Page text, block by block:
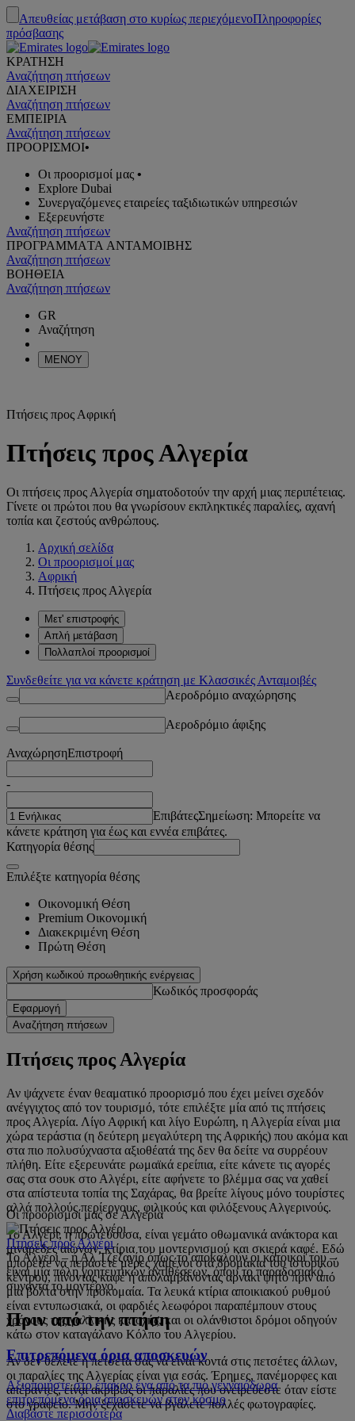
Απευθείας μετάβαση στο κυρίως περιεχόμενοΠληροφορίες
πρόσβασης
ΚΡΑΤΗΣΗ
Αναζήτηση πτήσεων
ΔΙΑΧΕΙΡΙΣΗ
Αναζήτηση πτήσεων
ΕΜΠΕΙΡΙΑ
Αναζήτηση πτήσεων
ΠΡΟΟΡΙΣΜΟΙ•
Οι προορισμοί μας •
Explore Dubai
Συνεργαζόμενες εταιρείες ταξιδιωτικών υπηρεσιών
Εξερευνήστε
Αναζήτηση πτήσεων
ΠΡΟΓΡΑΜΜΑTA ΑΝΤΑΜΟΙΒΗΣ
Αναζήτηση πτήσεων
ΒΟΗΘΕΙΑ
Αναζήτηση πτήσεων
GR
Αναζήτηση
ΜΕΝΟΥ
Πτήσεις προς Αφρική
Πτήσεις προς Αλγερία
Οι πτήσεις προς Αλγερία σηματοδοτούν την αρχή μιας περιπέτειας.
Γίνετε οι πρώτοι που θα γνωρίσουν εκπληκτικές παραλίες, αχανή
τοπία και ζεστούς ανθρώπους.
Αρχική σελίδα
Οι προορισμοί μας
Αφρική
Πτήσεις προς Αλγερία
Μετ' επιστροφής
Απλή μετάβαση
Πολλαπλοί προορισμοί
Συνδεθείτε για να κάνετε κράτηση με Κλασσικές Ανταμοιβές
Αεροδρόμιο αναχώρησης
Αεροδρόμιο άφιξης
ΑναχώρησηΕπιστροφή
-
ΕπιβάτεςΣημείωση: Μπορείτε να
κάνετε κράτηση για έως και εννέα επιβάτες.
Κατηγορία θέσης
Επιλέξτε κατηγορία θέσης
Οικονομική Θέση
Premium Οικονομική
Διακεκριμένη Θέση
Πρώτη Θέση
Χρήση κωδικού προωθητικής ενέργειας
Κωδικός προσφοράς
Εφαρμογή
Αναζήτηση πτήσεων
Πτήσεις προς Αλγερία
Αν ψάχνετε έναν θεαματικό προορισμό που έχει μείνει σχεδόν
ανέγγιχτος από τον τουρισμό, τότε επιλέξτε μία από τις πτήσεις
προς Αλγερία. Λίγο Αφρική και λίγο Ευρώπη, η Αλγερία είναι μια
χώρα τεράστια (η δεύτερη μεγαλύτερη της Αφρικής) που ακόμα και
στα πιο πολυσύχναστα αξιοθέατά της δεν θα δείτε να συρρέουν
πλήθη. Είτε εξερευνάτε ρωμαϊκά ερείπια, είτε κάνετε τις αγορές
σας στα σουκ στο Αλγέρι, είτε αφήνετε το βλέμμα σας να χαθεί
στα απίστευτα τοπία της Σαχάρας, θα βρείτε λίγους μόνο τουρίστες
αλλά πολλούς περίεργους, φιλικούς και φιλόξενους Αλγερινούς.
Το Αλγέρι, η πρωτεύουσα, είναι γεμάτο οθωμανικά ανάκτορα και
μιναρέδες αιώνων, κτίρια του μοντερνισμού και σκιερά καφέ. Εδώ
μπορείτε να περάσετε μέρες χαμένοι στα δρομάκια του ιστορικού
κέντρου, πίνοντας καφέ ή απολαμβάνοντας αρνάκι ψητό πριν από
μια βόλτα στην προκυμαία. Τα λευκά κτίρια αποικιακού ρυθμού
είναι εντυπωσιακά, οι φαρδιές λεωφόροι παραπέμπουν στους
χρόνους της γαλλικής κατοχής, και οι ολάνθιστοι δρόμοι οδηγούν
κάτω στον καταγάλανο Κόλπο του Αλγερίου.
Αν δεν θέλετε η πετσέτα σας να είναι κοντά στις πετσέτες άλλων,
οι παραλίες της Αλγερίας είναι για εσάς. Έρημες, πανέμορφες και
απέραντες, είναι ακριβώς οι παραλίες που ονειρεύεστε όταν είστε
στο γραφείο. Μην ξεχάσετε να βγάλετε πολλές φωτογραφίες.
Οι προορισμοί μας σε Αλγερία
Πτήσεις προς Αλγέρι
Το Αλγέρι – ή Αλ Τζεζαγίρ όπως το αποκαλούν οι κάτοικοί του –
είναι μία πόλη γοητευτικών αντιθέσεων, όπου το παραδοσιακό
συναντά το μοντέρνο.
Πριν από την πτήση
Επιτρεπόμενα όρια αποσκευών
Αξιοποιήστε στο έπακρο ένα από τα πιο γενναιόδωρα
επιτρεπόμενα όρια αποσκευών στον κόσμο
Διαβάστε περισσότερα